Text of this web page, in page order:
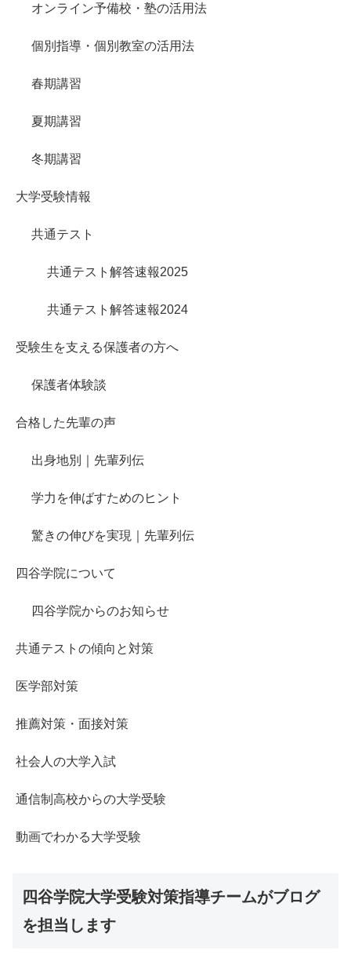
オンライン予備校・塾の活用法
個別指導・個別教室の活用法
春期講習
夏期講習
冬期講習
大学受験情報
共通テスト
共通テスト解答速報2025
共通テスト解答速報2024
受験生を支える保護者の方へ
保護者体験談
合格した先輩の声
出身地別｜先輩列伝
学力を伸ばすためのヒント
驚きの伸びを実現｜先輩列伝
四谷学院について
四谷学院からのお知らせ
共通テストの傾向と対策
医学部対策
推薦対策・面接対策
社会人の大学入試
通信制高校からの大学受験
動画でわかる大学受験
四谷学院大学受験対策指導チームがブログ
を担当します